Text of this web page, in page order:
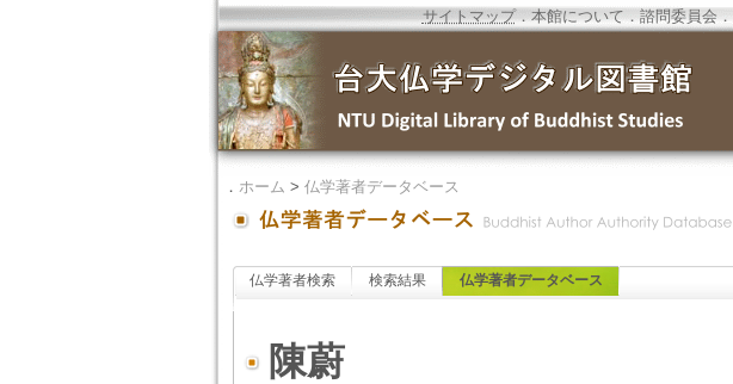
サイトマップ．本館について．諮問委員会．
． ホーム > 仏学著者データベース
仏学著者検索 検索結果 仏学著者データベース
陳蔚